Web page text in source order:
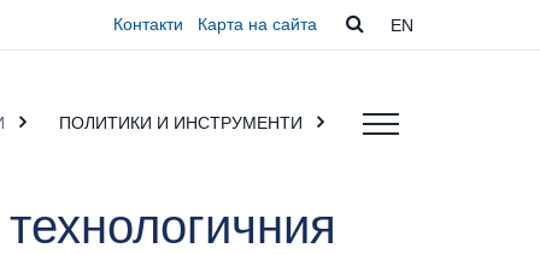
Контакти Карта на сайта EN
ПОЛИТИКИ И ИНСТРУМЕНТИ